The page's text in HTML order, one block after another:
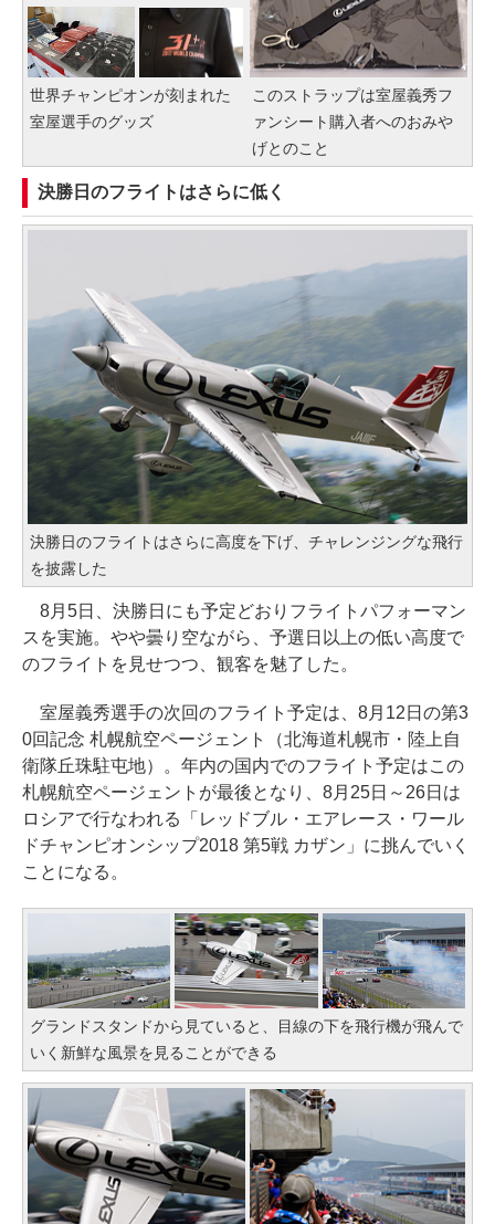
世界チャンピオンが刻まれた
室屋選手のグッズ
このストラップは室屋義秀フ
ァンシート購入者へのおみや
げとのこと
決勝日のフライトはさらに低く
決勝日のフライトはさらに高度を下げ、チャレンジングな飛行
を披露した
8月5日、決勝日にも予定どおりフライトパフォーマン
スを実施。やや曇り空ながら、予選日以上の低い高度で
のフライトを見せつつ、観客を魅了した。
室屋義秀選手の次回のフライト予定は、8月12日の第3
0回記念 札幌航空ページェント（北海道札幌市・陸上自
衛隊丘珠駐屯地）。年内の国内でのフライト予定はこの
札幌航空ページェントが最後となり、8月25日～26日は
ロシアで行なわれる「レッドブル・エアレース・ワール
ドチャンピオンシップ2018 第5戦 カザン」に挑んでいく
ことになる。
グランドスタンドから見ていると、目線の下を飛行機が飛んで
いく新鮮な風景を見ることができる